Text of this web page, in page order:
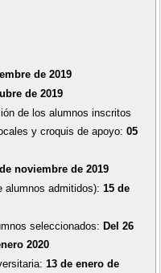
de 2019
de 2019
de los alumnos inscritos
y croquis de apoyo:05
noviembre de 2019
alumnos admitidos):15 de
seleccionados: Del 26
2020
13 de enero de